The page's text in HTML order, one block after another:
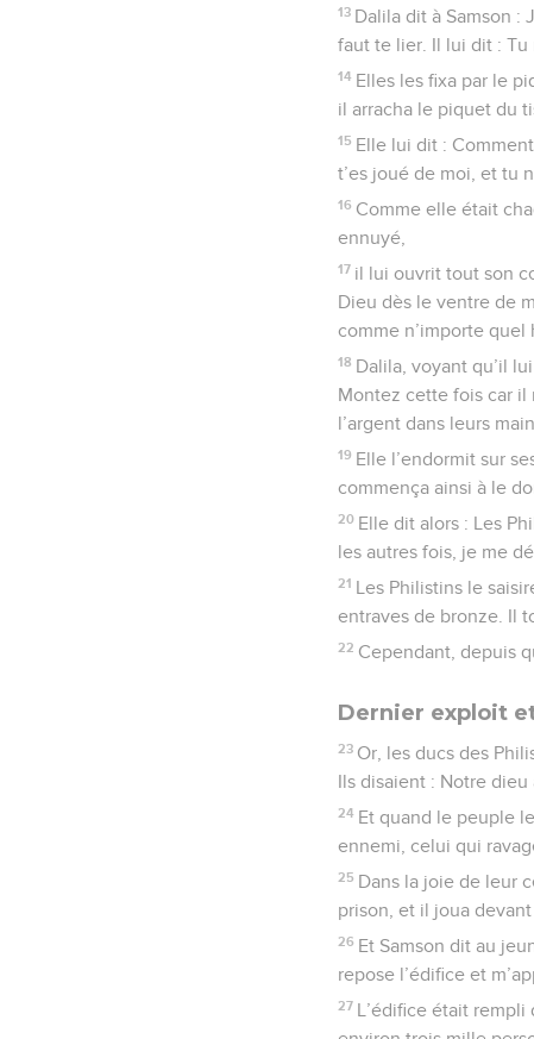
13 Dalila dit à Samson :
faut te lier. Il lui dit : Tu
14 Elles les fixa par le
il arracha le piquet du
15 Elle lui dit :
t’es joué de moi, et tu
16 Comme elle était
ennuyé,
17 il lui ouvrit tout son
Dieu dès le ventre de
comme n’importe quel
18 Dalila, voyant qu’il
Montez cette fois car il
l’argent dans leurs
19 Elle l’endormit sur
commença ainsi à le
20 Elle dit alors : Les
les autres fois, je me
21 Les Philistins le
entraves de bronze. Il
22 Cependant, depuis
Dernier exploit
23 Or, les ducs des
Ils disaient : Notre dieu
24 Et quand le peuple
ennemi, celui qui
25 Dans la joie de leur
prison, et il joua
26 Et Samson dit au
repose l’édifice et
27 L’édifice était